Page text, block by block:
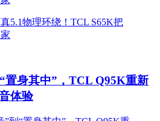
置身其中”，TCL Q95K重新
体验